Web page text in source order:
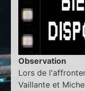
Observation
Lors de
Vaillante et